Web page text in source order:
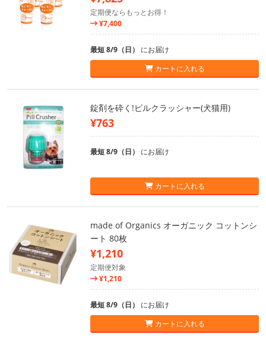
定期便ならもっとお得！
¥7,400
最短 8/9（日） にお届け
カートに入れる
錠剤を砕く!ピルクラッシャー(犬猫用)
¥763
最短 8/9（日） にお届け
カートに入れる
made of Organics オーガニック コットンシ
ート 80枚
¥1,210
定期便対象
¥1,210
最短 8/9（日） にお届け
カートに入れる